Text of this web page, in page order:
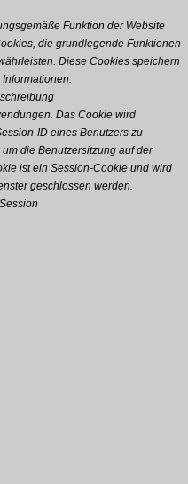
Funktion der Website
die grundlegende Funktionen
Diese Cookies speichern
Das Cookie wird
ID eines Benutzers zu
die Benutzersitzung auf der
ist ein Session-Cookie und wird
geschlossen werden.
Session